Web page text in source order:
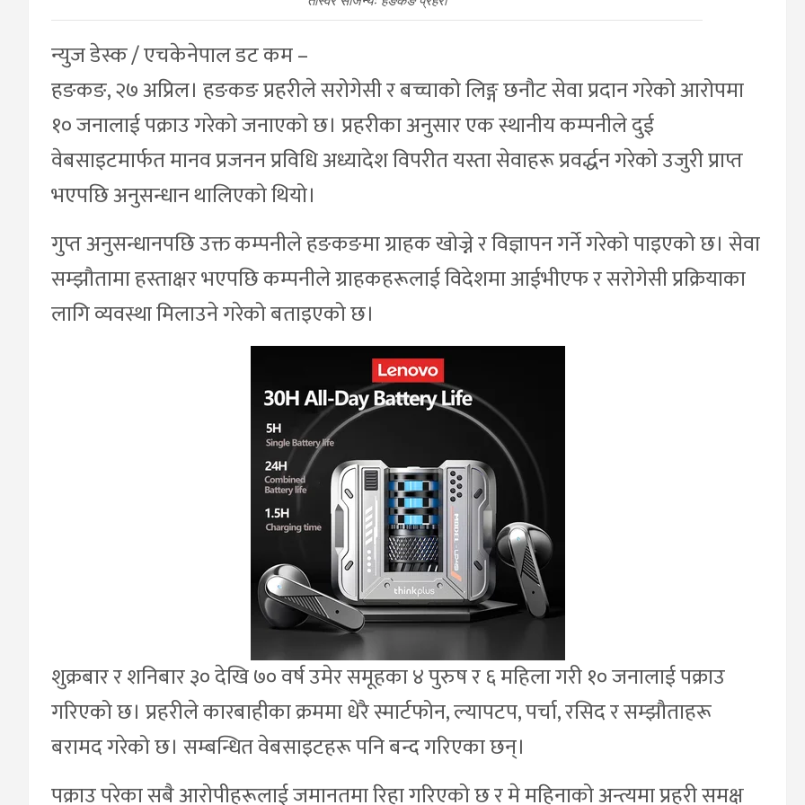
न्युज डेस्क / एचकेनेपाल डट कम –
हङकङ, २७ अप्रिल। हङकङ प्रहरीले सरोगेसी र बच्चाको लिङ्ग छनौट सेवा प्रदान गरेको आरोपमा
१० जनालाई पक्राउ गरेको जनाएको छ। प्रहरीका अनुसार एक स्थानीय कम्पनीले दुई
वेबसाइटमार्फत मानव प्रजनन प्रविधि अध्यादेश विपरीत यस्ता सेवाहरू प्रवर्द्धन गरेको उजुरी प्राप्त
भएपछि अनुसन्धान थालिएको थियो।
गुप्त अनुसन्धानपछि उक्त कम्पनीले हङकङमा ग्राहक खोज्ने र विज्ञापन गर्ने गरेको पाइएको छ। सेवा
सम्झौतामा हस्ताक्षर भएपछि कम्पनीले ग्राहकहरूलाई विदेशमा आईभीएफ र सरोगेसी प्रक्रियाका
लागि व्यवस्था मिलाउने गरेको बताइएको छ।
शुक्रबार र शनिबार ३० देखि ७० वर्ष उमेर समूहका ४ पुरुष र ६ महिला गरी १० जनालाई पक्राउ
गरिएको छ। प्रहरीले कारबाहीका क्रममा धेरै स्मार्टफोन, ल्यापटप, पर्चा, रसिद र सम्झौताहरू
बरामद गरेको छ। सम्बन्धित वेबसाइटहरू पनि बन्द गरिएका छन्।
पक्राउ परेका सबै आरोपीहरूलाई जमानतमा रिहा गरिएको छ र मे महिनाको अन्त्यमा प्रहरी समक्ष